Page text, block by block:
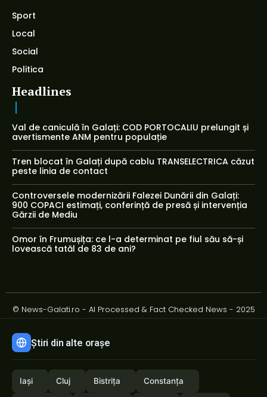
Sport
Local
Social
Politica
Headlines
Val de caniculă în Galați: COD PORTOCALIU prelungit și
avertismente ANM pentru populație
Tren blocat în Galați după cablu TRANSELECTRICA căzut
peste linia de contact
Controversele modernizării Falezei Dunării din Galați:
900 COPACI estimați, conferință de presă și intervenția
Gărzii de Mediu
Omor în Frumușița: ce l-a determinat pe fiul său să-și
lovească tatăl de 83 de ani?
© News-Galati.ro - AI Processed & Fact Checked News - 2025
Știri din alte orașe
Iași Cluj Bistrița Constanța